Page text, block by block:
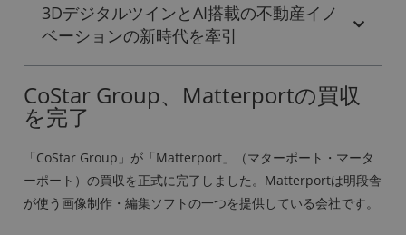
3DデジタルツインとAI搭載の不動産イノ
ベーションの新時代を牽引
CoStar Group、Matterportの買収
を完了
「CoStar Group」が「Matterport」（マターポート・マータ
ーポート）の買収を正式に完了しました。Matterportは明段舎
が使う画像制作・編集ソフトの一つを提供している会社です。